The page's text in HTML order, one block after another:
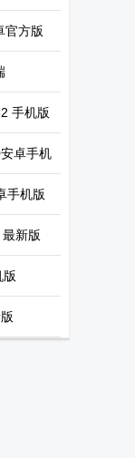
安卓版
官方版
手机版
卓手机
手机版
新版
版